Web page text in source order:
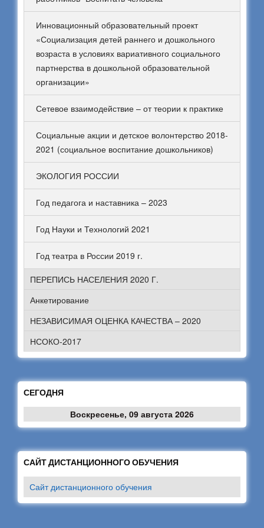
Инновационный образовательный проект
«Социализация детей раннего и дошкольного
возраста в условиях вариативного социального
партнерства в дошкольной образовательной
организации»
Сетевое взаимодействие – от теории к практике
Социальные акции и детское волонтерство 2018-
2021 (социальное воспитание дошкольников)
ЭКОЛОГИЯ РОССИИ
Год педагога и наставника – 2023
Год Науки и Технологий 2021
Год театра в России 2019 г.
ПЕРЕПИСЬ НАСЕЛЕНИЯ 2020 Г.
Анкетирование
НЕЗАВИСИМАЯ ОЦЕНКА КАЧЕСТВА – 2020
НСОКО-2017
СЕГОДНЯ
Воскресенье, 09 августа 2026
САЙТ ДИСТАНЦИОННОГО ОБУЧЕНИЯ
Сайт дистанционного обучения